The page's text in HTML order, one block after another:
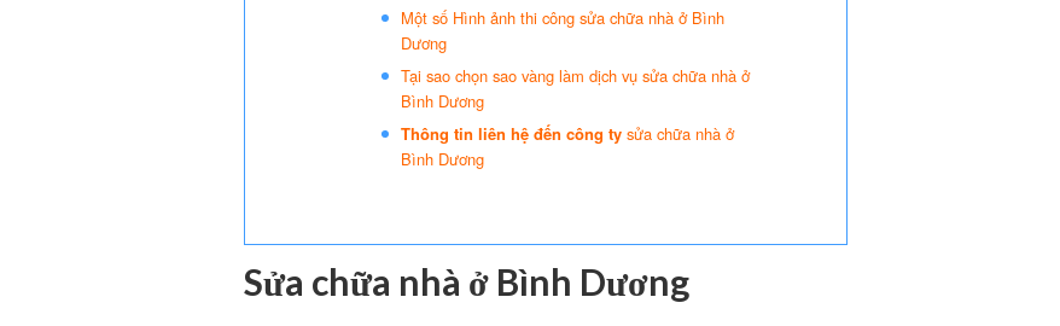
Một số Hình ảnh thi công sửa chữa nhà ở Bình
Dương
Tại sao chọn sao vàng làm dịch vụ sửa chữa nhà ở
Bình Dương
Thông tin liên hệ đến công tysửa chữa nhà ở
Bình Dương
Sửa chữa nhà ở Bình Dương